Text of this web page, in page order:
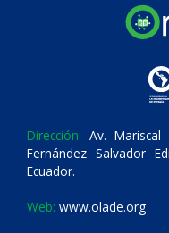
Dirección: Av.
Fernández Salvador
Ecuador.
Web: www.olade.org